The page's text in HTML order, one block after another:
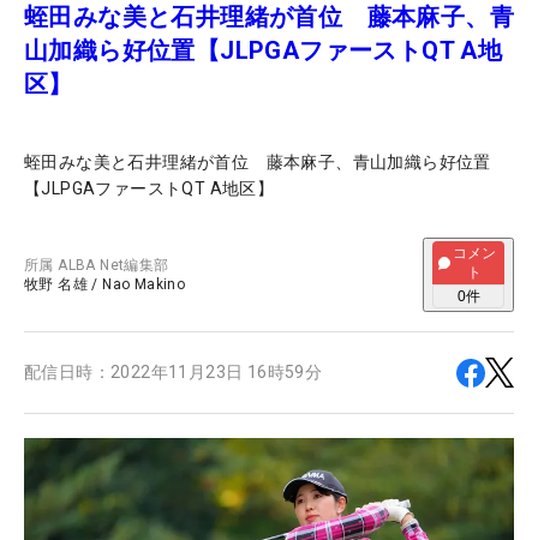
蛭田みな美と石井理緒が首位 藤本麻子、青
山加織ら好位置【JLPGAファーストQT A地
区】
蛭田みな美と石井理緒が首位 藤本麻子、青山加織ら好位置
【JLPGAファーストQT A地区】
所属ALBA Net編集部
牧野 名雄 / Nao Makino
コメン
ト
0件
配信日時： 2022年11月23日 16時59分